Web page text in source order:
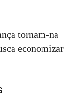
tornam-na
economizar